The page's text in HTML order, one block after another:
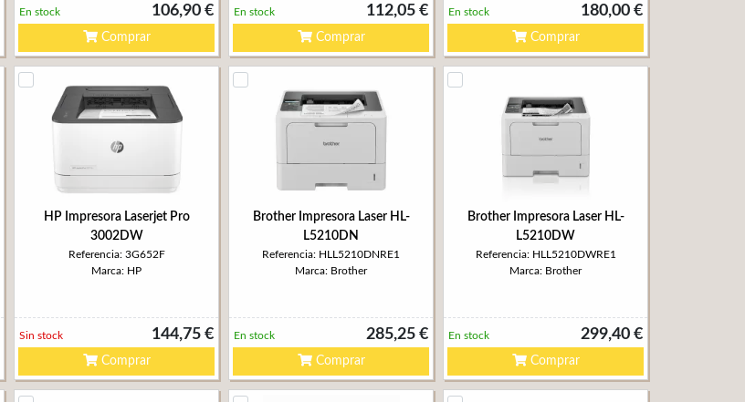
106,90 €
En stock
Comprar
112,05 €
En stock
Comprar
180,00 €
En stock
Comprar
HP Impresora Laserjet Pro
3002DW
Referencia: 3G652F
Marca: HP
144,75 €
Sin stock
Comprar
Brother Impresora Laser HL-
L5210DN
Referencia: HLL5210DNRE1
Marca: Brother
285,25 €
En stock
Comprar
Brother Impresora Laser HL-
L5210DW
Referencia: HLL5210DWRE1
Marca: Brother
299,40 €
En stock
Comprar